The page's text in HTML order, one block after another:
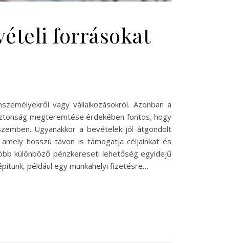
forrásokat
vagy vállalkozásokról. Azonban a
megteremtése érdekében fontos, hogy
Ugyanakkor a bevételek jól átgondolt
hosszú távon is támogatja céljainkat és
különböző pénzkereseti lehetőség egyidejű
például egy munkahelyi fizetésre…